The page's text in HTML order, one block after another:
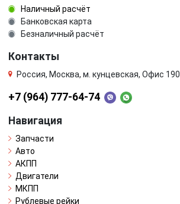
Наличный расчёт
Банковская карта
Безналичный расчёт
Контакты
Россия, Москва, м. кунцевская, Офис 190
+7 (964) 777-64-74
Навигация
Запчасти
Авто
АКПП
Двигатели
МКПП
Рублевые рейки